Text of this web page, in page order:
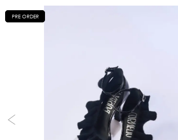
SARBELLA WHITE
PRE ORDER